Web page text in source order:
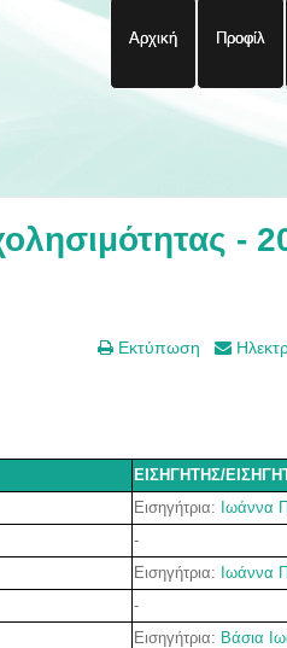
Αρχική Προφίλ
-
Εκτύπωση
ΕΙΣΗΓΗΤΗΣ/
Εισηγήτρια: Ιωάννα
-
Εισηγήτρια: Ιωάννα
-
Εισηγήτρια: Βάσια